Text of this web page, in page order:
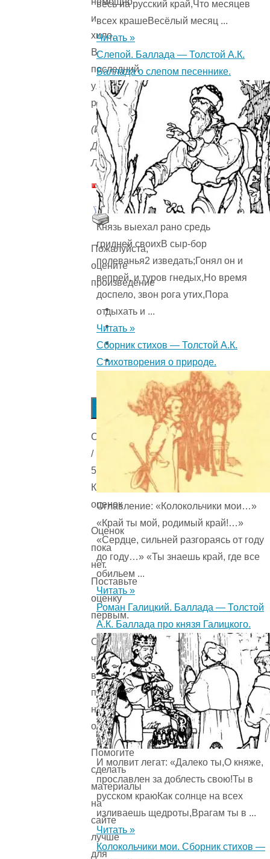
и
хило,
В
последний
улыбнется
раз!..
(Илл.
Дурасова
Л.)
Пожалуйста,
оцените
произведение
Submit
Оценка
/
5.
Количестов
оценок
Оценок
пока
нет.
Поставьте
оценку
первым.
Сожалеем,
что
вы
поставили
низкую
оценку!
Помогите
сделать
материалы
на
сайте
лучше
для
весь на русский край,Что месяцев
всех крашеВесёлый месяц ...
Читать »
Слепой. Баллада — Толстой А.К.
Баллада о слепом песеннике.
Князь выехал рано средь
гридней своихВ сыр-бор
полеванья2 изведать;Гонял он и
вепрей, и туров гнедых,Но время
доспело, звон рога утих,Пора
отдыхать и ...
Читать »
Сборник стихов — Толстой А.К.
Стихотворения о природе.
Оглавление: «Колокольчики мои…»
«Край ты мой, родимый край!…»
«Сердце, сильней разгораясь от году
до году…» «Ты знаешь край, где все
обильем ...
Читать »
Роман Галицкий. Баллада — Толстой
А.К. Баллада про князя Галицкого.
И молвит легат: «Далеко ты,О княже,
прославлен за доблесть свою!Ты в
русском краюКак солнце на всех
изливаешь щедроты,Врагам ты в ...
Читать »
Колокольчики мои. Сборник стихов —